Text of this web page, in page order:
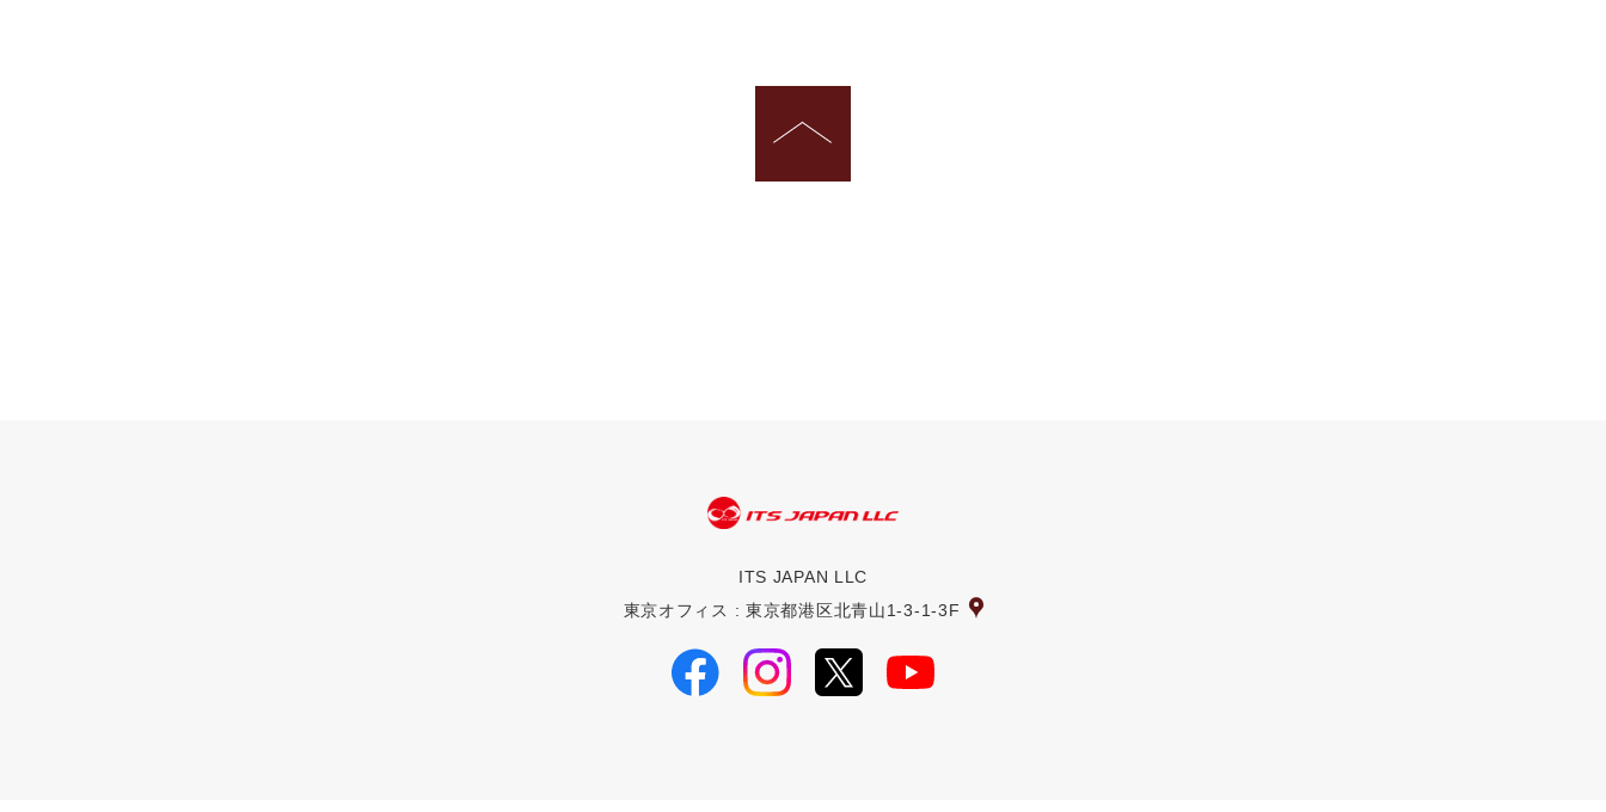
ITS JAPAN LLC
東京オフィス : 東京都港区北青山1-3-1-3F